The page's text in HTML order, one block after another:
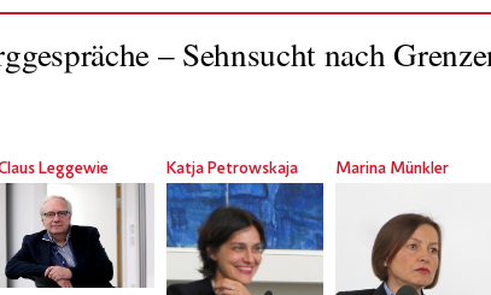
– Sehnsucht nach
Leggewie Katja Petrowskaja Marina Münkler